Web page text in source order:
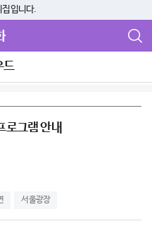
집입니다.
드
로그램 안내
서울광장